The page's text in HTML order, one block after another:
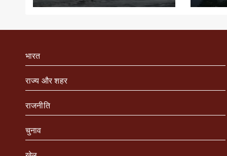
भारत
राज्य और शहर
राजनीति
चुनाव